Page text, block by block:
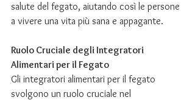
salute del fegato, aiutando così le persone
a vivere una vita più sana e appagante.
Ruolo Cruciale degli Integratori
Alimentari per il Fegato
Gli integratori alimentari per il fegato
svolgono un ruolo cruciale nel